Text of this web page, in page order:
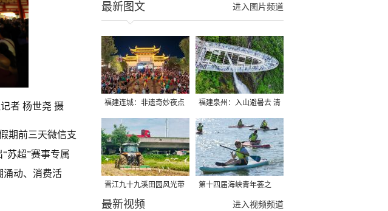
者 杨世尧 摄
期前三天微信支
苏超”赛事专属
涌动、消费活
进入图片频道
最新图文
福建连城：非遗奇妙夜点
亮夏夜
福建泉州：入山避暑去 清
凉好惬意
晋江九十九溪田园风光带
千亩早稻迎来成熟收割季
第十四届海峡青年荟之
2026榕台青年大学生水上
进入视频频道
最新视频